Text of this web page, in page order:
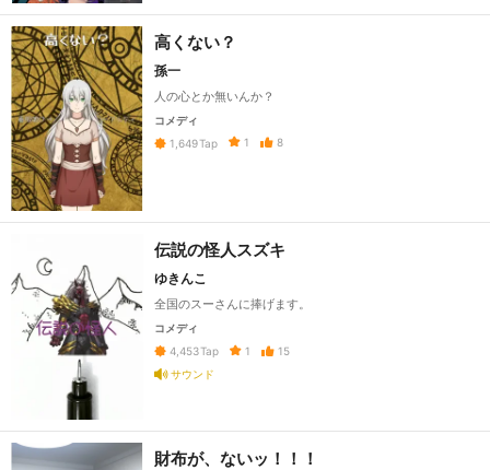
高くない？
孫一
人の心とか無いんか？
コメディ
1,649Tap 1 8
伝説の怪人スズキ
ゆきんこ
全国のスーさんに捧げます。
コメディ
4,453Tap 1
15
サウンド
財布が、ないッ！！！